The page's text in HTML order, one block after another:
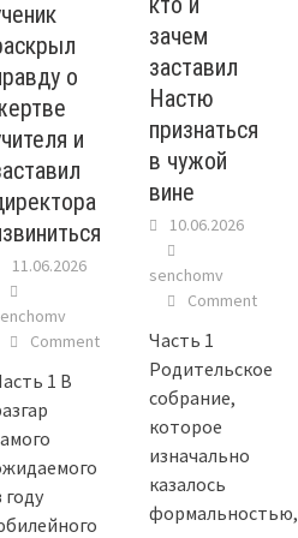
о
и
11.06.2026
Comment
1 В
году
зачем
заставил
Настю
признаться
в чужой
вине
10.06.2026
senchomv
Comment
Часть 1
Родительское
собрание,
которое
изначально
казалось
формальностью,